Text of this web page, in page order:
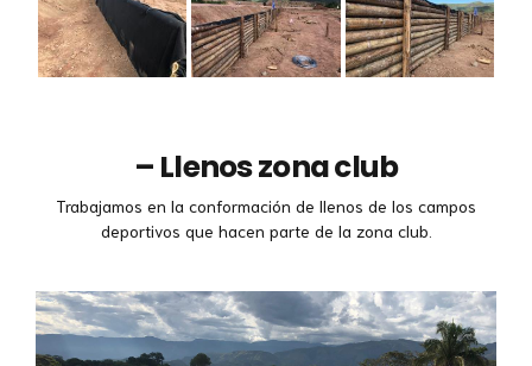
– Llenos zona club
Trabajamos en la conformación de llenos de los campos
deportivos que hacen parte de la zona club.